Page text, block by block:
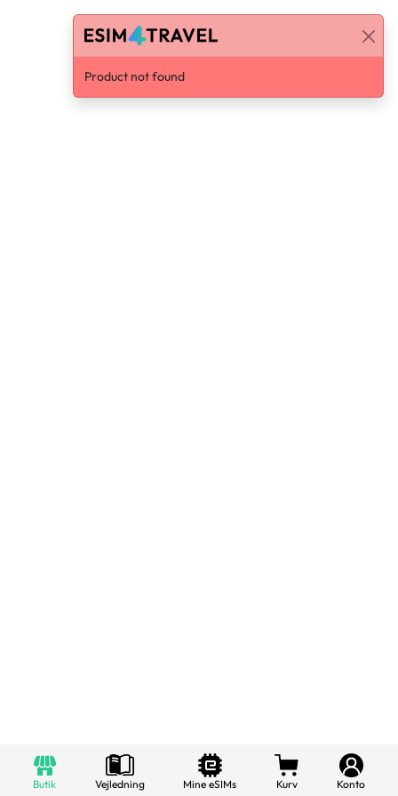
Butik Vejledning Mine eSIMs Kurv Konto
Product not found